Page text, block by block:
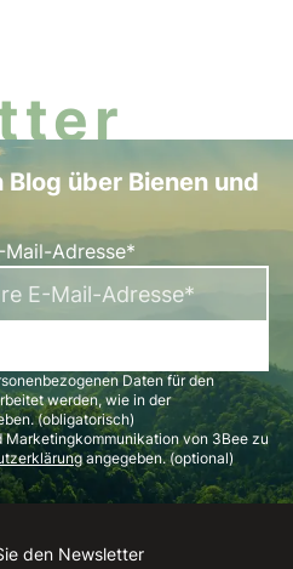
über Bienen und
Mail-Adresse*
Daten für den
werden, wie in der
(obligatorisch)
Marketingkommunikation von 3Bee zu
angegeben. (optional)
Instagram
Facebook
Linkedin
Youtube
den Newsletter